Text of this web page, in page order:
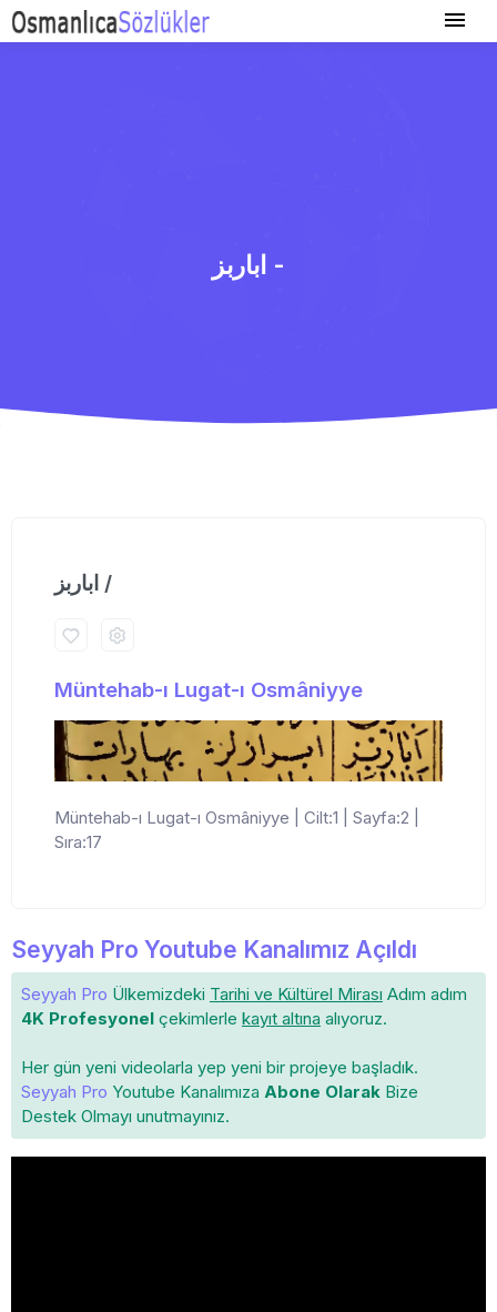
اباربز -
اباربز /
Müntehab-ı Lugat-ı Osmâniyye
Müntehab-ı Lugat-ı Osmâniyye | Cilt:1 | Sayfa:2 |
Sıra:17
Seyyah Pro Youtube Kanalımız Açıldı
Seyyah Pro Ülkemizdeki Tarihi ve Kültürel Mirası Adım adım
4K Profesyonel çekimlerle kayıt altına alıyoruz.
Her gün yeni videolarla yep yeni bir projeye başladık.
Seyyah Pro Youtube Kanalımıza Abone Olarak Bize
Destek Olmayı unutmayınız.